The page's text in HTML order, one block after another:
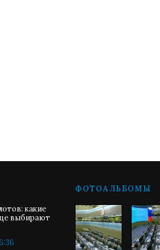
какие
выбирают
ФОТОАЛЬБОМЫ